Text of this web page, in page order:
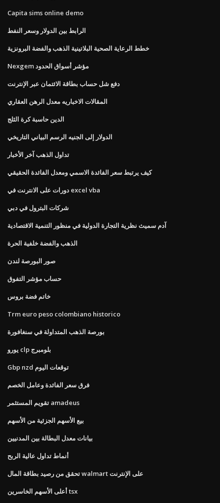
Capita sims online demo
الرابط بين الدولار وسعر النفط
خطط الرعاية الصحية البلاتينية الذهب والفضة البرونزية
Nexgem مؤشر أسواق الحدود
دفع شل حساب بطاقة الائتمان عبر الإنترنت
المقالات الاخباريه معدل الرهن العقاري
الدين حاسبة كرة الثلج
الدولار إلى الجنيه الرسم البياني التاريخي
تداول الذهب آخر الأخبار
كيف يرتبط سعر الفائدة الاسمي ومعدل الفائدة الحقيقي
دورات على الانترنت في excel vba
شركات البترول في دبي
آدم سميث نظرية التجارة الدولية في منظور التنمية الاقتصادية
الذهب والفضة خلفية الحرة
صور البورصة لندن
حساب مؤشر التفوق
خاتم فضة بروس
Trm euro peso colombiano historico
بورصة الذهب المتداولة في سنغافورة
يورو clp بلومبرج
Gbp nzd توقعات اليوم
فرق سعر الفائدة وعامل الخصم
تقويم المستثمر amadeus
بيع الأسهم الجزئية من الأسهم
بيانات معدل البطالة بين المدنيين
أنماط تداول عالية الربح
تحقق من رصيد بطاقة المال walmart على الإنترنت
أعلى الأسهم الخاسرين tsx